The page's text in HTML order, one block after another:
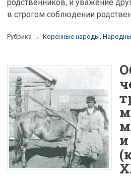
родственников, и уважение
в строгом соблюдении
Рубрика → Коренные народы
м
и